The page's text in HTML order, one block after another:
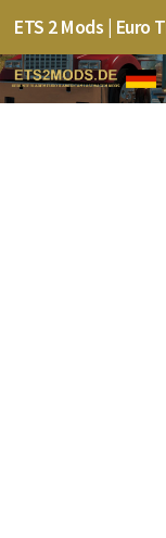
ETS 2 Mods | Euro